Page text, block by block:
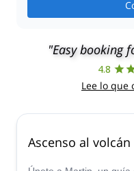
"Easy booking
4.8
Lee lo que
Ascenso al